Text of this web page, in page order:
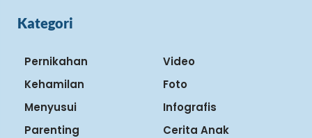
Kategori
Pernikahan
Kehamilan
Menyusui
Parenting
Video
Foto
Infografis
Cerita Anak